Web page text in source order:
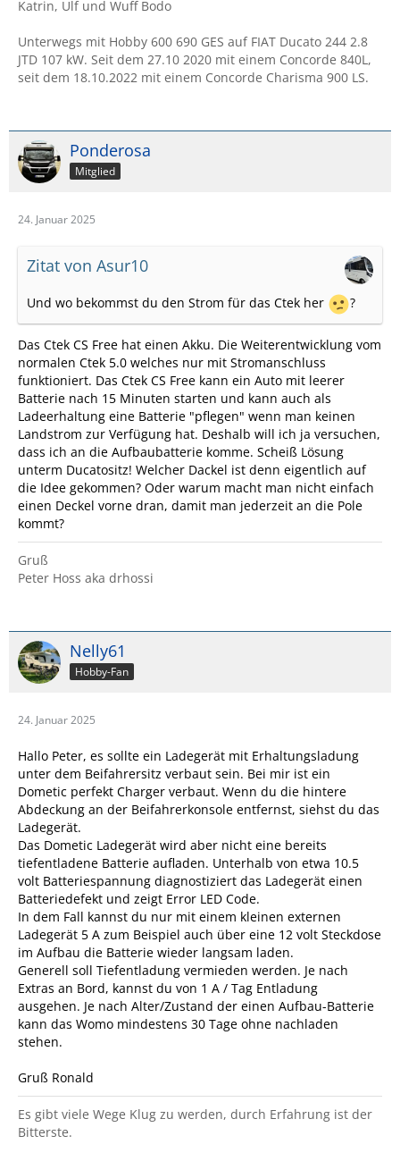
Katrin, Ulf und Wuff Bodo
Unterwegs mit Hobby 600 690 GES auf FIAT Ducato 244 2.8
JTD 107 kW. Seit dem 27.10 2020 mit einem Concorde 840L,
seit dem 18.10.2022 mit einem Concorde Charisma 900 LS.
Ponderosa
Mitglied
24. Januar 2025
Zitat von Asur10
Und wo bekommst du den Strom für das Ctek her ?
Das Ctek CS Free hat einen Akku. Die Weiterentwicklung vom
normalen Ctek 5.0 welches nur mit Stromanschluss
funktioniert. Das Ctek CS Free kann ein Auto mit leerer
Batterie nach 15 Minuten starten und kann auch als
Ladeerhaltung eine Batterie "pflegen" wenn man keinen
Landstrom zur Verfügung hat. Deshalb will ich ja versuchen,
dass ich an die Aufbaubatterie komme. Scheiß Lösung
unterm Ducatositz! Welcher Dackel ist denn eigentlich auf
die Idee gekommen? Oder warum macht man nicht einfach
einen Deckel vorne dran, damit man jederzeit an die Pole
kommt?
Gruß
Peter Hoss aka drhossi
Nelly61
Hobby-Fan
24. Januar 2025
Hallo Peter, es sollte ein Ladegerät mit Erhaltungsladung
unter dem Beifahrersitz verbaut sein. Bei mir ist ein
Dometic perfekt Charger verbaut. Wenn du die hintere
Abdeckung an der Beifahrerkonsole entfernst, siehst du das
Ladegerät.
Das Dometic Ladegerät wird aber nicht eine bereits
tiefentladene Batterie aufladen. Unterhalb von etwa 10.5
volt Batteriespannung diagnostiziert das Ladegerät einen
Batteriedefekt und zeigt Error LED Code.
In dem Fall kannst du nur mit einem kleinen externen
Ladegerät 5 A zum Beispiel auch über eine 12 volt Steckdose
im Aufbau die Batterie wieder langsam laden.
Generell soll Tiefentladung vermieden werden. Je nach
Extras an Bord, kannst du von 1 A / Tag Entladung
ausgehen. Je nach Alter/Zustand der einen Aufbau-Batterie
kann das Womo mindestens 30 Tage ohne nachladen
stehen.
Gruß Ronald
Es gibt viele Wege Klug zu werden, durch Erfahrung ist der
Bitterste.